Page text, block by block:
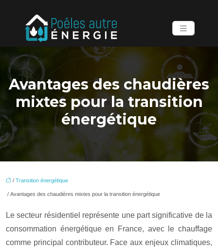
Avantages des chaudières
mixtes pour la transition
énergétique
/ Transition énergétique
/ Avantages des chaudières mixtes pour la transition énergétique
Le secteur résidentiel représente une part significative de la
consommation énergétique en France, avec le chauffage
comme principal contributeur. Face aux enjeux climatiques,